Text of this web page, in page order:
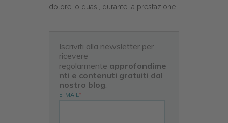
dolore, o quasi, durante la prestazione.
Iscriviti alla newsletter per
ricevere
regolarmente approfondime
nti e contenuti gratuiti dal
nostro blog
E-MAIL*